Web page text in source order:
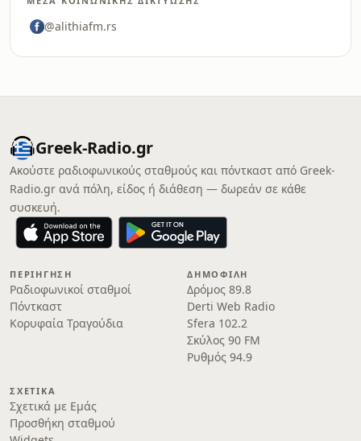
@alithiafm.rs
Greek-Radio.gr
Ακούστε ραδιοφωνικούς σταθμούς και πόντκαστ από Greek-
Radio.gr ανά πόλη, είδος ή διάθεση — δωρεάν σε κάθε
συσκευή.
ΠΕΡΙΉΓΗΣΗ
Ραδιοφωνικοί σταθμοί
Πόντκαστ
Κορυφαία Τραγούδια
ΔΗΜΟΦΙΛΉ
Δρόμος 89.8
Derti Web Radio
Sfera 102.2
Σκύλος 90 FM
Ρυθμός 94.9
ΣΧΕΤΙΚΆ
Σχετικά με Εμάς
Προσθήκη σταθμού